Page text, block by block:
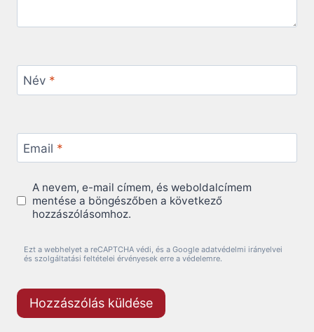
Név *
Email *
A nevem, e-mail címem, és weboldalcímem
mentése a böngészőben a következő
hozzászólásomhoz.
Ezt a webhelyet a reCAPTCHA védi, és a Google adatvédelmi irányelvei
és szolgáltatási feltételei érvényesek erre a védelemre.